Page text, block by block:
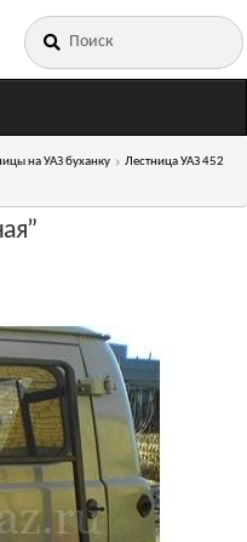
Искать:
на УАЗ буханку
Лестница УАЗ 452